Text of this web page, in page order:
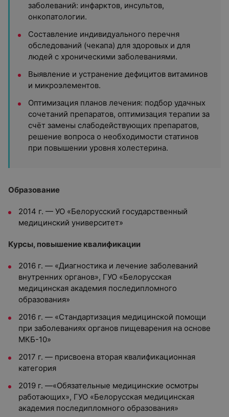
заболеваний: инфарктов, инсультов,
онкопатологии.
Составление индивидуального перечня
обследований (чекапа) для здоровых и для
людей с хроническими заболеваниями.
Выявление и устранение дефицитов витаминов
и микроэлементов.
Оптимизация планов лечения: подбор удачных
сочетаний препаратов, оптимизация терапии за
счёт замены слабодействующих препаратов,
решение вопроса о необходимости статинов
при повышении уровня холестерина.
Образование
2014 г. — УО «Белорусский государственный
медицинский университет»
Курсы, повышение квалификации
2016 г. — «Диагностика и лечение заболеваний
внутренних органов», ГУО «Белорусская
медицинская академия последипломного
образования»
2016 г. — «Стандартизация медицинской помощи
при заболеваниях органов пищеварения на основе
МКБ-10»
2017 г. — присвоена вторая квалификационная
категория
2019 г. —«Обязательные медицинские осмотры
работающих», ГУО «Белорусская медицинская
академия последипломного образования»